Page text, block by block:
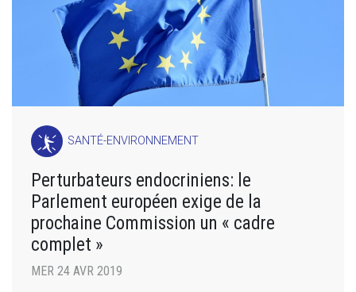
SANTÉ-ENVIRONNEMENT
Perturbateurs endocriniens: le
Parlement européen exige de la
prochaine Commission un « cadre
complet »
MER 24 AVR 2019